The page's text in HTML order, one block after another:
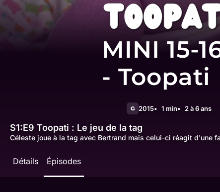
MINI 15-
- Toopati
G 2015 1 min 2 à 6 ans
S1:E9 Toopati : Le jeu de la tag
Céleste joue à la tag avec Bertrand mais celui-ci réagit d'une
Détails Épisodes